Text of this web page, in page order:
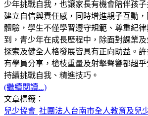
少年挑戰自我，也讓家長有機會陪伴孩
建立自信與責任感，同時增進親子互動
體驗，學生不僅學習遵守規範、尊重紀
到，青少年在成長歷程中，除面對課業
探索及健全人格發展皆具有正向助益。
有學員分享，槍枝重量及射擊聲響都超
持續挑戰自我、精進技巧。
(繼續閱讀...)
文章標籤：
兒少協會 社團法人台南市全人教育及兒